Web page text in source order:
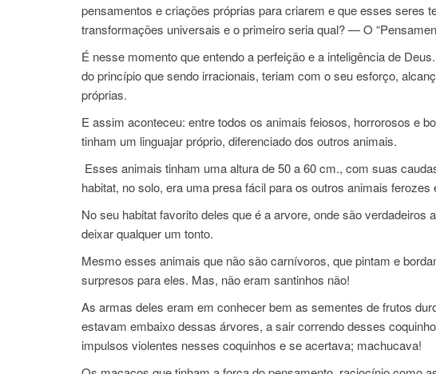
pensamentos e criações próprias para criarem e que esses seres
transformações universais e o primeiro seria qual? — O
É nesse momento que entendo a perfeição e a inteligência de
do princípio que sendo irracionais, teriam com o seu esforço,
próprias.
E assim aconteceu: entre todos os animais feiosos, horrorosos e
tinham um linguajar próprio, diferenciado dos outros animais.
Esses animais tinham uma altura de 50 a 60 cm., com suas
habitat, no solo, era uma presa fácil para os outros animais ferozes
No seu habitat favorito deles que é a arvore, onde são
deixar qualquer um tonto.
Mesmo esses animais que não são carnívoros, que pintam e
surpresos para eles. Mas, não eram santinhos não!
As armas deles eram em conhecer bem as sementes de frutos
estavam embaixo dessas árvores, a sair correndo desses
impulsos violentes nesses coquinhos e se acertava; machucava!